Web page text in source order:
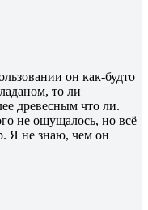
он как-будто
то ли
древесным что ли.
не ощущалось, но всё
Я не знаю, чем он